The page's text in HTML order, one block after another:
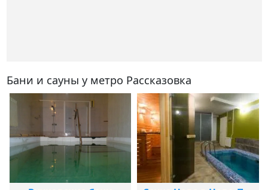
Бани и сауны у метро Рассказовка